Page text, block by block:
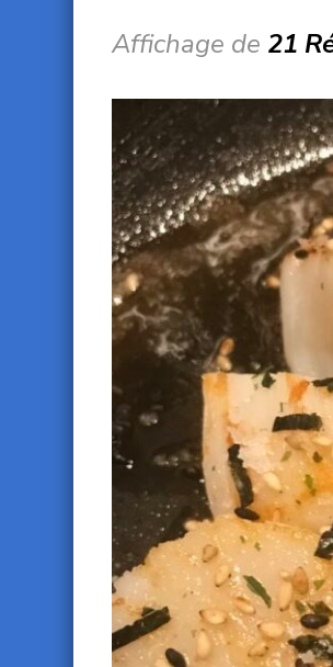
Affichage de 21